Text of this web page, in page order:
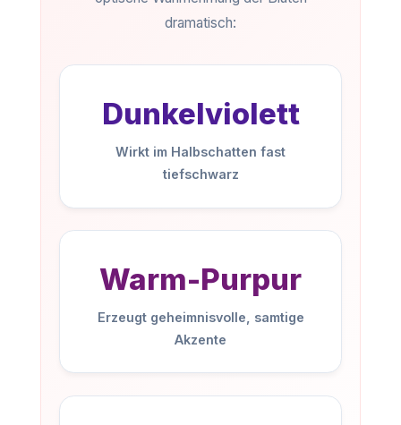
dramatisch:
Dunkelviolett
Wirkt im Halbschatten fast
tiefschwarz
Warm-Purpur
Erzeugt geheimnisvolle, samtige
Akzente